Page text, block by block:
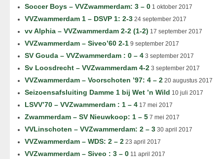
Soccer Boys – VVZwammerdam: 3 – 0 1 oktober 2017
VVZwammerdam 1 – DSVP 1: 2-3 24 september 2017
vv Alphia – VVZwammerdam 2-2 (1-2) 17 september 2017
VVZwammerdam – Siveo’60 2-1 9 september 2017
SV Gouda – VVZwammerdam : 0 – 4 3 september 2017
Sv Loosdrecht – VVZwammerdam 4-2 3 september 2017
VVZwammerdam – Voorschoten ’97: 4 – 2 20 augustus 2017
Seizoensafsluiting Damme 1 bij Wet ’n Wild 10 juli 2017
LSVV’70 – VVZwammerdam : 1 – 4 17 mei 2017
Zwammerdam – SV Nieuwkoop: 1 – 5 7 mei 2017
VVLinschoten – VVZwammerdam: 2 – 3 30 april 2017
VVZwammerdam – WDS: 2 – 2 23 april 2017
VVZwammerdam – Siveo : 3 – 0 11 april 2017